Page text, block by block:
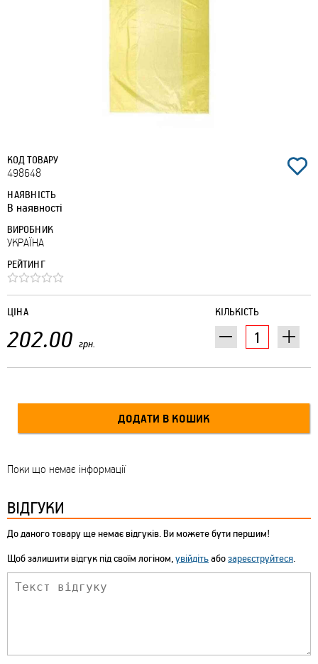
КОД ТОВАРУ
498648
НАЯВНІСТЬ
В наявності
ВИРОБНИК
УКРАЇНА
РЕЙТИНГ
КІЛЬКІСТЬ
ЦІНА
202.00 грн.
Поки що немає інформації
ВІДГУКИ
До даного товару ще немає відгуків. Ви можете бути першим!
Щоб залишити відгук під своїм логіном,увійдітьабозареєструйтеся.